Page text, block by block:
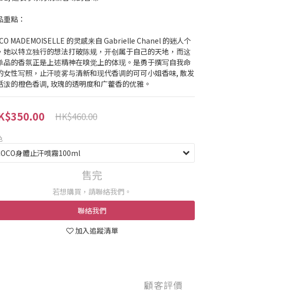
重點：
MADEMOISELLE 的灵感来自 Gabrielle Chanel 的迷人个
她以特立独行的想法打破陈规，开创属于自己的天地，而这
品的香氛正是上述精神在嗅觉上的体现。是勇于撰写自我命
女性写照，止汗喷雾与清新和现代香调的可可小姐香味, 散发
泼的橙色香调, 玫瑰的透明度和广藿香的优雅。
HK$460.00
售完
若想購買，請聯絡我們。
聯絡我們
加入追蹤清單
顧客評價